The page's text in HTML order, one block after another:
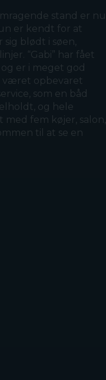
stand er nu
er kendt for at
blødt i søen,
“Gabi” har fået
er i meget god
været opbevaret
som en båd
og hele
fem køjer, salon,
til at se en